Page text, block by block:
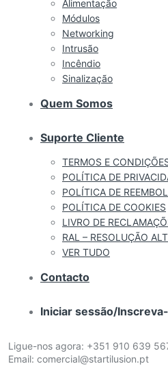
Alimentação
Módulos
Networking
Intrusão
Incêndio
Sinalização
Quem Somos
Suporte Cliente
TERMOS E
POLÍTICA DE
POLÍTICA DE
POLÍTICA DE COOKIES
LIVRO DE
RAL – RESOLUÇÃO
VER TUDO
Contacto
Iniciar sessão/
Ligue-nos agora: +351 910 639
Email: comercial@startilusion.pt